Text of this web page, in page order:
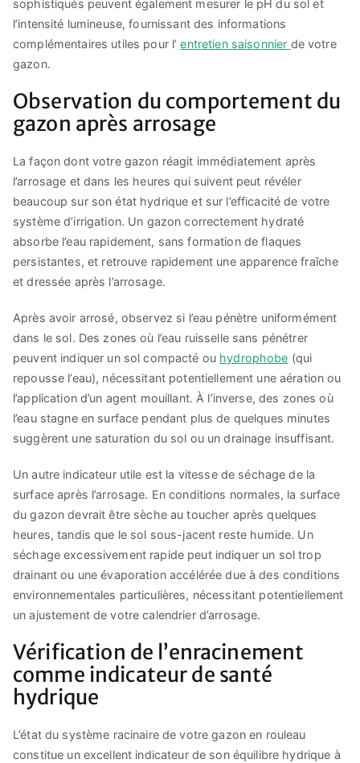
sophistiqués peuvent également mesurer le pH du sol et
l’intensité lumineuse, fournissant des informations
complémentaires utiles pour l’entretien saisonnier de votre
gazon.
Observation du comportement du
gazon après arrosage
La façon dont votre gazon réagit immédiatement après
l’arrosage et dans les heures qui suivent peut révéler
beaucoup sur son état hydrique et sur l’efficacité de votre
système d’irrigation. Un gazon correctement hydraté
absorbe l’eau rapidement, sans formation de flaques
persistantes, et retrouve rapidement une apparence fraîche
et dressée après l’arrosage.
Après avoir arrosé, observez si l’eau pénètre uniformément
dans le sol. Des zones où l’eau ruisselle sans pénétrer
peuvent indiquer un sol compacté ou hydrophobe (qui
repousse l’eau), nécessitant potentiellement une aération ou
l’application d’un agent mouillant. À l’inverse, des zones où
l’eau stagne en surface pendant plus de quelques minutes
suggèrent une saturation du sol ou un drainage insuffisant.
Un autre indicateur utile est la vitesse de séchage de la
surface après l’arrosage. En conditions normales, la surface
du gazon devrait être sèche au toucher après quelques
heures, tandis que le sol sous-jacent reste humide. Un
séchage excessivement rapide peut indiquer un sol trop
drainant ou une évaporation accélérée due à des conditions
environnementales particulières, nécessitant potentiellement
un ajustement de votre calendrier d’arrosage.
Vérification de l’enracinement
comme indicateur de santé
hydrique
L’état du système racinaire de votre gazon en rouleau
constitue un excellent indicateur de son équilibre hydrique à